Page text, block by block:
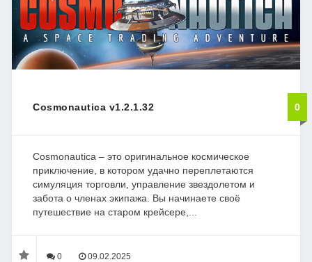
Cosmonautica v1.2.1.32 0
Cosmonautica – это оригинальное космическое
приключение, в котором удачно переплетаются
симуляция торговли, управление звездолетом и
забота о членах экипажа. Вы начинаете своё
путешествие на старом крейсере,...
0 09.02.2025